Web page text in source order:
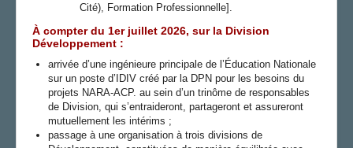
Cité), Formation Professionnelle].
À compter du 1er juillet 2026, sur la Division
Développement :
arrivée d’une ingénieure principale de l’Éducation Nationale
sur un poste d’IDIV créé par la DPN pour les besoins du
projets NARA-ACP. au sein d’un trinôme de responsables
de Division, qui s’entraideront, partageront et assureront
mutuellement les intérims ;
passage à une organisation à trois divisions de